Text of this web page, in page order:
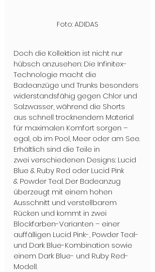
Foto: ADIDAS
Doch die Kollektion ist nicht nur
hübsch anzusehen: Die Infinitex-
Technologie macht die
Badeanzüge und Trunks besonders
widerstandsfähig gegen Chlor und
Salzwasser, während die Shorts
aus schnell trocknendem Material
für maximalen Komfort sorgen –
egal, ob im Pool, Meer oder am See.
Erhältlich sind die Teile in
zwei verschiedenen Designs: Lucid
Blue & Ruby Red oder Lucid Pink
& Powder Teal. Der Badeanzug
überzeugt mit einem hohen
Ausschnitt und verstellbarem
Rücken und kommt in zwei
Blockfarben-Varianten – einer
auffälligen Lucid Pink-, Powder Teal-
und Dark Blue-Kombination sowie
einem Dark Blue- und Ruby Red-
Modell.